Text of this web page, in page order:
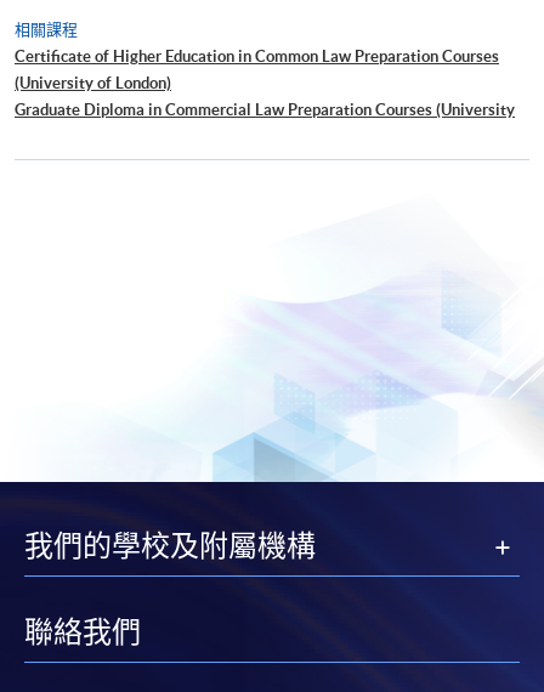
相關課程
Certificate of Higher Education in Common Law Preparation Courses
(University of London)
Graduate Diploma in Commercial Law Preparation Courses (University
我們的學校及附屬機構
聯絡我們